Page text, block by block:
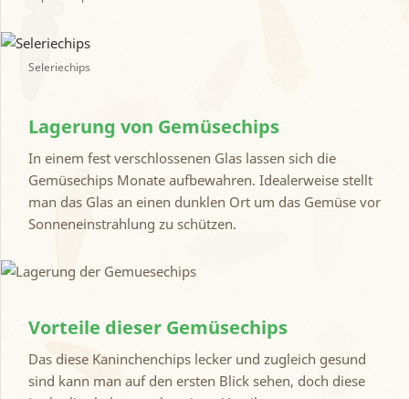
Seleriechips
Lagerung von Gemüsechips
In einem fest verschlossenen Glas lassen sich die
Gemüsechips Monate aufbewahren. Idealerweise stellt
man das Glas an einen dunklen Ort um das Gemüse vor
Sonneneinstrahlung zu schützen.
Vorteile dieser Gemüsechips
Das diese Kaninchenchips lecker und zugleich gesund
sind kann man auf den ersten Blick sehen, doch diese